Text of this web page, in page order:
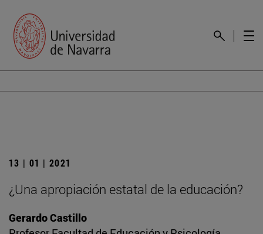
13 | 01 | 2021
¿Una apropiación estatal de la educación?
Gerardo Castillo